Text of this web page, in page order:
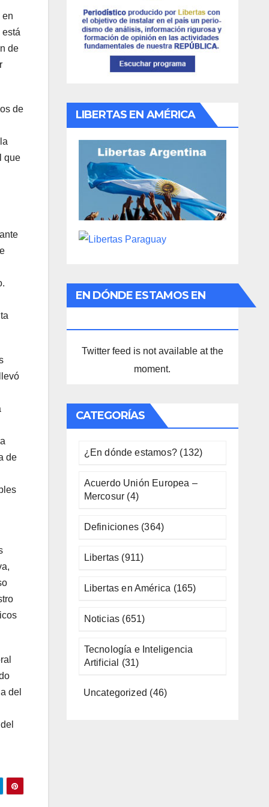
en
de
de
que
de
del
LIBERTAS EN AMÉRICA
EN DÓNDE ESTAMOS EN
Twitter feed is not available at the
moment.
CATEGORÍAS
¿En dónde estamos? (132)
Acuerdo Unión Europea –
Mercosur (4)
Definiciones(364)
Libertas (911)
Libertas en América (165)
Noticias (651)
Tecnología e Inteligencia
Artificial
(31)
Uncategorized (46)